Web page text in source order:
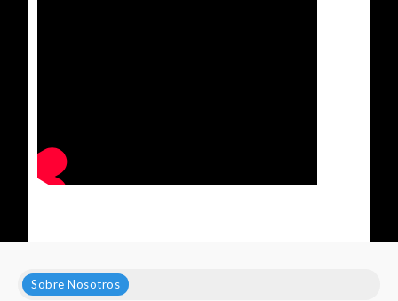
Sobre Nosotros